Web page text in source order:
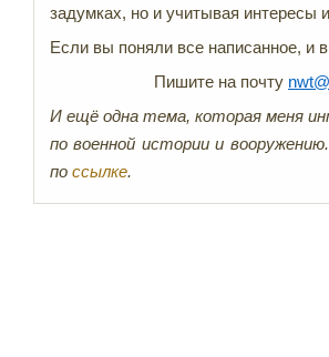
задумках, но и учитывая интересы
Если вы поняли все написанное, и
Пишите на почту
И ещё одна тема, которая меня
по военной истории и
поссылке.